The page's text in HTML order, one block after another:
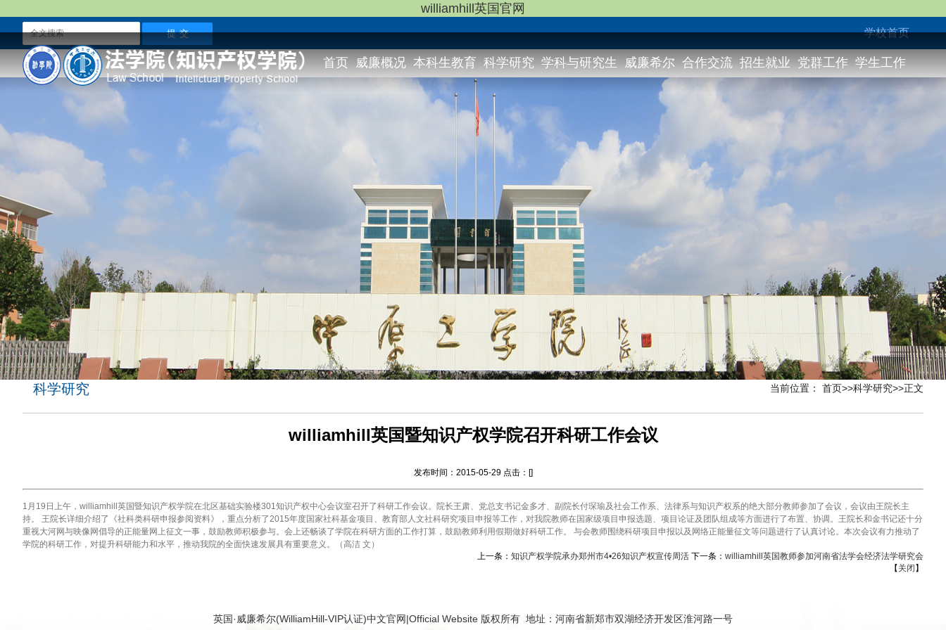
williamhill英国官网
学校首页
首页威廉概况本科生教育科学研究学科与研究生威廉希尔合作交流招生就业党群工作学生工作
科学研究 当前位置： 首页>>科学研究>>正文
williamhill英国暨知识产权学院召开科研工作会议
发布时间：2015-05-29 点击：[]
1月19日上午，williamhill英国暨知识产权学院在北区基础实验楼301知识产权中心会议室召开了科研工作会议。院长王肃、党总支书记金多才、副院长付琛瑜及社会工作系、法律系与知识产权系的绝大部分教师参加了会议，会议由王院长主
持。 王院长详细介绍了《社科类科研申报参阅资料》，重点分析了2015年度国家社科基金项目、教育部人文社科研究项目申报等工作，对我院教师在国家级项目申报选题、项目论证及团队组成等方面进行了布置、协调。王院长和金书记还十分
重视大河网与映像网倡导的正能量网上征文一事，鼓励教师积极参与。会上还畅谈了学院在科研方面的工作打算，鼓励教师利用假期做好科研工作。 与会教师围绕科研项目申报以及网络正能量征文等问题进行了认真讨论。本次会议有力推动了
学院的科研工作，对提升科研能力和水平，推动我院的全面快速发展具有重要意义。（高洁 文）
上一条： 知识产权学院承办郑州市4•26知识产权宣传周活 下一条： williamhill英国教师参加河南省法学会经济法学研究会
【 关闭 】
英国·威廉希尔(WilliamHill-VIP认证)中文官网|Official Website 版权所有 地址：河南省新郑市双湖经济开发区淮河路一号